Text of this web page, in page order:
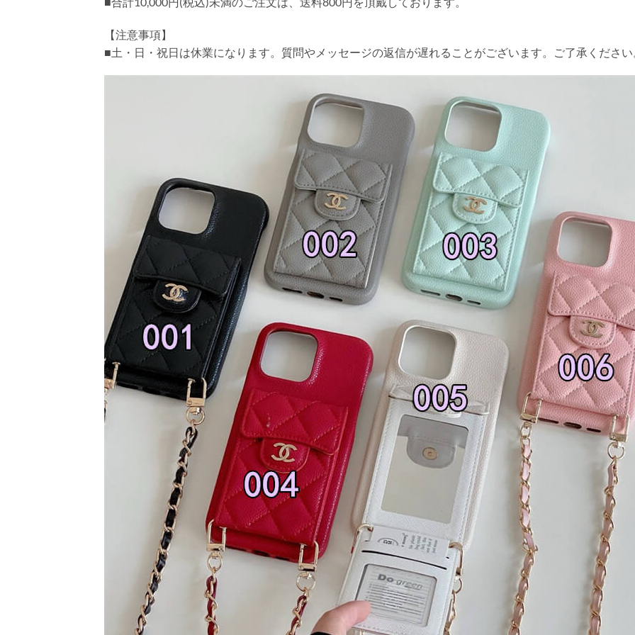
【注意事項】
■土・日・祝日は休業になります。質問やメッセージの返信が遅れることがございます。ご了承くださ